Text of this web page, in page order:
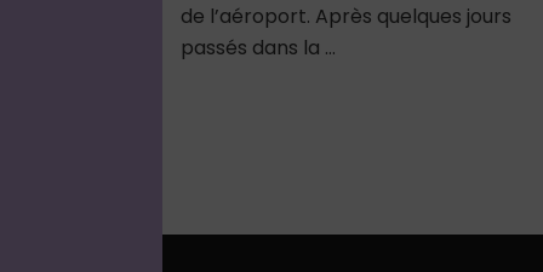
de l’aéroport. Après quelques jours
passés dans la …